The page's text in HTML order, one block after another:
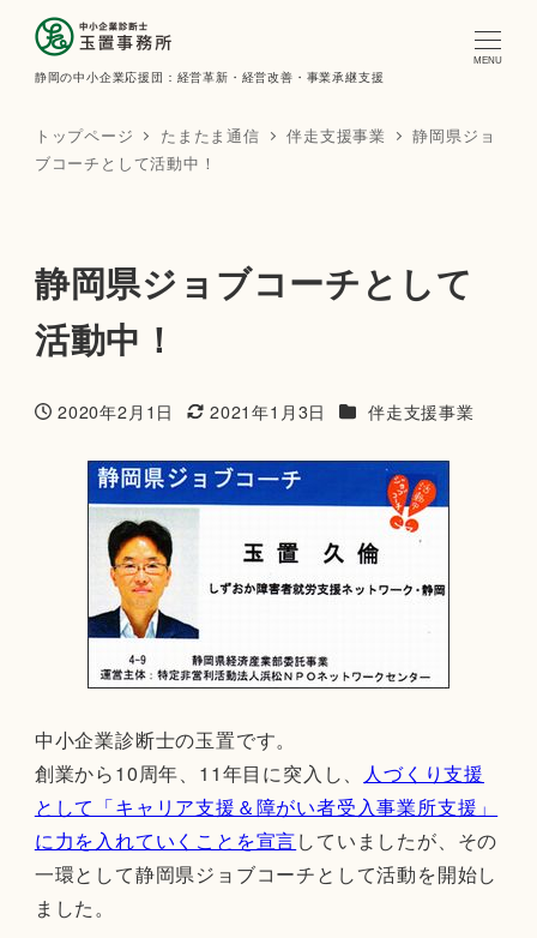
静岡の中小企業応援団：経営革新・経営改善・事業承継支援
MENU
トップページ たまたま通信 伴走支援事業
静岡県ジョ
ブコーチとして活動中！
静岡県ジョブコーチとして
活動中！
投稿日
2020年2月1日
更新日
2021年1月3日 カテゴリー
伴走支援事業
中小企業診断士の玉置です。
創業から10周年、11年目に突入し、 人づくり支援
として「キャリア支援＆障がい者受入事業所支援」
に力を入れていくことを宣言していましたが、その
一環として静岡県ジョブコーチとして活動を開始し
ました。